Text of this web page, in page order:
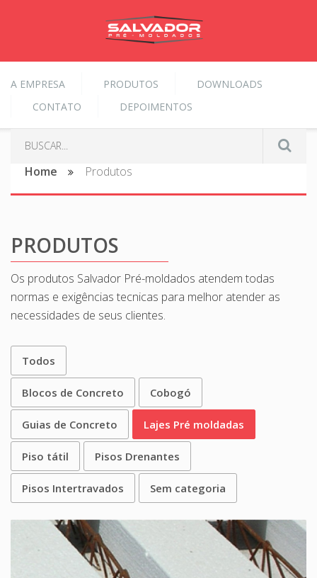
A EMPRESA PRODUTOS
DOWNLOADS
CONTATO
DEPOIMENTOS
Home Produtos
PRODUTOS
Os produtos Salvador Pré-moldados atendem todas
normas e exigências tecnicas para melhor atender as
necessidades de seus clientes.
Todos
Blocos de Concreto Cobogó
Guias de Concreto Lajes Pré moldadas
Piso tátil Pisos Drenantes
Pisos Intertravados Sem categoria